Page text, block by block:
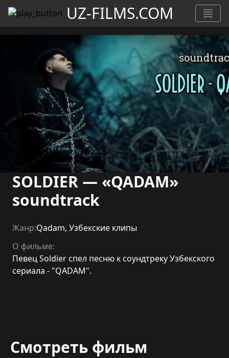
UZ-FILMS.COM
SOLDIER — «QADAM»
soundtrack
Жанр:Qadam, Узбекские клипы
О фильме:
Певец Soldier спел песню к соундтреку Узбекского
сериала - "QADAM".
Смотреть фильм